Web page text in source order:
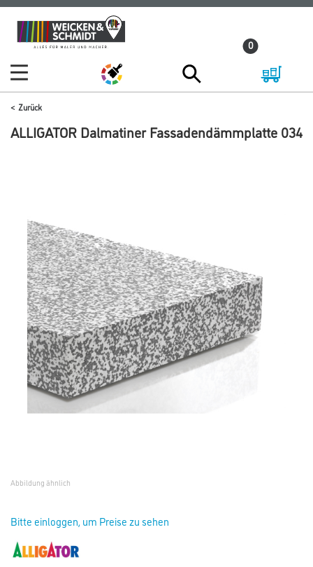
Zum
Inhalt
Zum
Navigationsmenü
0
Zurück
ALLIGATOR Dalmatiner Fassadendämmplatte 034
Abbildung ähnlich
Bitte einloggen, um Preise zu sehen